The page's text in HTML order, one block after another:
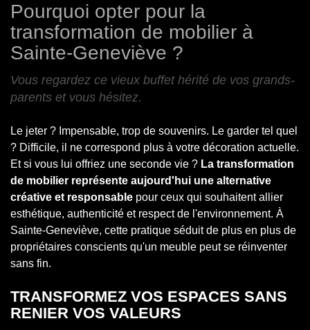
Pourquoi opter pour la
transformation de mobilier à
Sainte-Geneviève ?
Vous regardez ce vieux buffet hérité de vos grands-
parents et vous hésitez.
Le jeter ? Impensable, trop de souvenirs. Le garder tel quel
? Difficile, il ne correspond plus à votre décoration actuelle.
Et si vous lui offriez une seconde vie ? La transformation
de mobilier représente aujourd'hui une alternative
créative et responsable pour ceux qui souhaitent allier
esthétique, authenticité et respect de l'environnement. À
Sainte-Geneviève, cette pratique séduit de plus en plus de
propriétaires conscients qu'un meuble peut se réinventer
sans fin.
TRANSFORMEZ VOS ESPACES SANS
RENIER VOS VALEURS